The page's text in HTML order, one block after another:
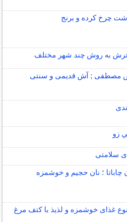
چرخ کرده و برنج
به روش چند شهر مختلف
مصطفی ; آش قدیمی و سنتی
زو
سلامتی
چاباتا ؛ نان حجیم و خوشمزه